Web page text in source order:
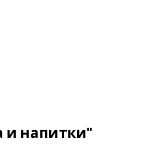
и напитки"